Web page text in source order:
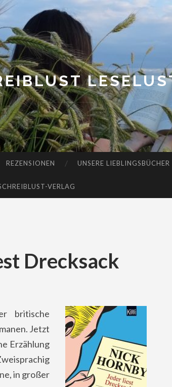
REZENSIONEN UNSERE LIEBLINGSBÜCHER
VERLAG
Drecksack
britische
Jetzt
Erzählung
in großer